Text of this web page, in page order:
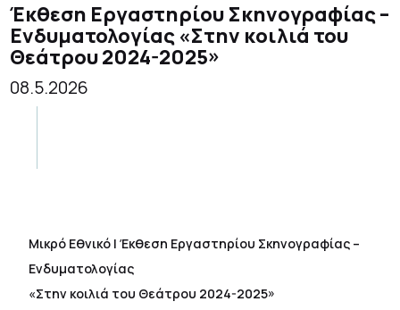
Έκθεση Εργαστηρίου Σκηνογραφίας –
Ενδυματολογίας «Στην κοιλιά του
Θεάτρου 2024-2025»
08.5.2026
Μικρό Εθνικό | Έκθεση Εργαστηρίου Σκηνογραφίας –
Ενδυματολογίας
«Στην κοιλιά του Θεάτρου 2024-2025»